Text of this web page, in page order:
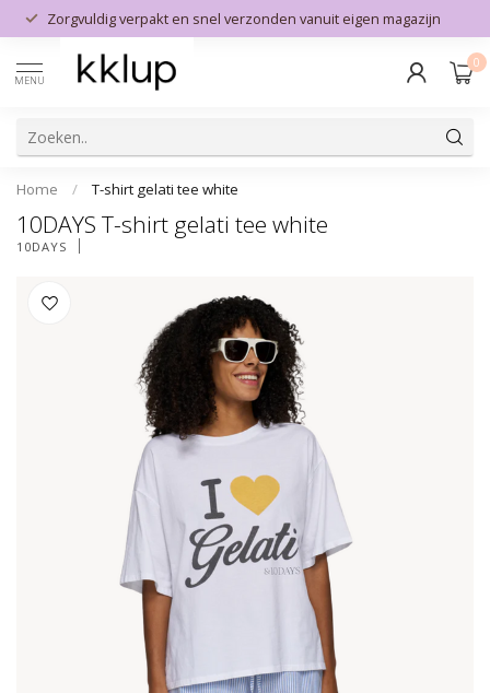
Zorgvuldig verpakt en snel verzonden vanuit eigen magazijn
MENU
0
Home / T-shirt gelati tee white
10DAYS T-shirt gelati tee white
10DAYS